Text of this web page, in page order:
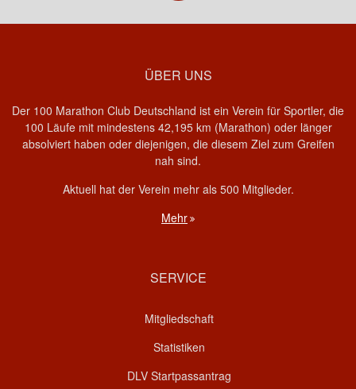
ÜBER UNS
Der 100 Marathon Club Deutschland ist ein Verein für Sportler, die
100 Läufe mit mindestens 42,195 km (Marathon) oder länger
absolviert haben oder diejenigen, die diesem Ziel zum Greifen
nah sind.
Aktuell hat der Verein mehr als 500 Mitglieder.
Mehr
SERVICE
Mitgliedschaft
Statistiken
DLV Startpassantrag